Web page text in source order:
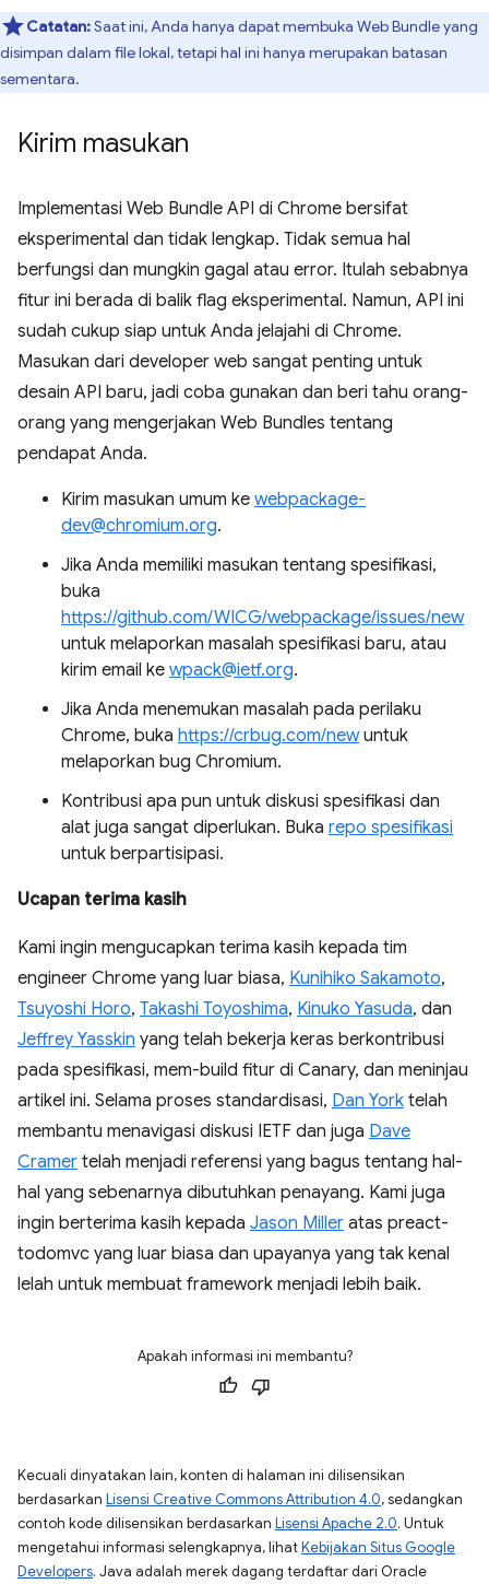
Catatan:Saat ini, Anda hanya dapat membuka Web Bundle yang
disimpan dalam file lokal, tetapi hal ini hanya merupakan batasan
sementara.
Kirim masukan
Implementasi Web Bundle API di Chrome bersifat
eksperimental dan tidak lengkap. Tidak semua hal
berfungsi dan mungkin gagal atau error. Itulah sebabnya
fitur ini berada di balik flag eksperimental. Namun, API ini
sudah cukup siap untuk Anda jelajahi di Chrome.
Masukan dari developer web sangat penting untuk
desain API baru, jadi coba gunakan dan beri tahu orang-
orang yang mengerjakan Web Bundles tentang
pendapat Anda.
Kirim masukan umum ke webpackage-
dev@chromium.org.
Jika Anda memiliki masukan tentang spesifikasi,
buka
https://github.com/WICG/webpackage/issues/new
untuk melaporkan masalah spesifikasi baru, atau
kirim email ke wpack@ietf.org.
Jika Anda menemukan masalah pada perilaku
Chrome, buka https://crbug.com/newuntuk
melaporkan bug Chromium.
Kontribusi apa pun untuk diskusi spesifikasi dan
alat juga sangat diperlukan. Buka repo spesifikasi
untuk berpartisipasi.
Ucapan terima kasih
Kami ingin mengucapkan terima kasih kepada tim
engineer Chrome yang luar biasa, Kunihiko Sakamoto,
Tsuyoshi Horo, Takashi Toyoshima, Kinuko Yasuda, dan
Jeffrey Yasskin yang telah bekerja keras berkontribusi
pada spesifikasi, mem-build fitur di Canary, dan meninjau
artikel ini. Selama proses standardisasi, Dan York telah
membantu menavigasi diskusi IETF dan juga Dave
Cramer telah menjadi referensi yang bagus tentang hal-
hal yang sebenarnya dibutuhkan penayang. Kami juga
ingin berterima kasih kepada Jason Miller atas preact-
todomvc yang luar biasa dan upayanya yang tak kenal
lelah untuk membuat framework menjadi lebih baik.
Apakah informasi ini membantu?
Kecuali dinyatakan lain, konten di halaman ini dilisensikan
berdasarkan Lisensi Creative Commons Attribution 4.0, sedangkan
contoh kode dilisensikan berdasarkan Lisensi Apache 2.0. Untuk
mengetahui informasi selengkapnya, lihatKebijakan Situs Google
Developers. Java adalah merek dagang terdaftar dari Oracle